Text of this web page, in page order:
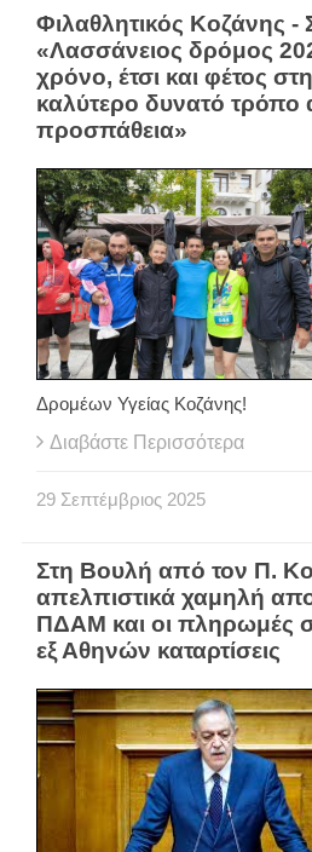
Φιλαθλητικός Κοζάνης -
«Λασσάνειος δρόμος
χρόνο, έτσι και φέτος
καλύτερο δυνατό τρόπο
προσπάθεια»
Δρομέων Υγείας Κοζάνης!
Διαβάστε Περισσότερα
29 Σεπτέμβριος 2025
Στη Βουλή από τον Π.
απελπιστικά χαμηλή
ΠΔΑΜ και οι πληρωμές
εξ Αθηνών καταρτίσεις